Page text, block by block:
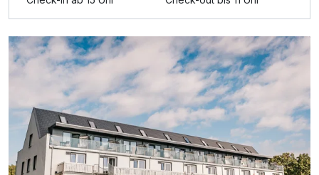
Doppelzimmer mit Balkon
2 Erwachsene